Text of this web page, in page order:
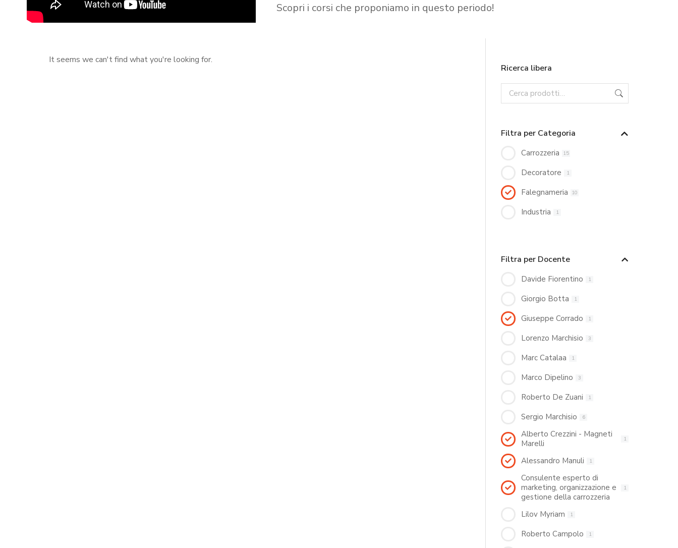
Scopri i corsi che proponiamo in questo periodo!
It seems we can't find what you're looking for.
Ricerca libera
Filtra per Categoria
Carrozzeria 15
Decoratore 1
Falegnameria 10
Industria 1
Filtra per Docente
Davide Fiorentino 1
Giorgio Botta 1
Giuseppe Corrado 1
Lorenzo Marchisio 3
Marc Catalaa 1
Marco Dipelino 3
Roberto De Zuani 1
Sergio Marchisio 6
Alberto Crezzini - Magneti
Marelli
1
Alessandro Manuli 1
Consulente esperto di
marketing, organizzazione e
gestione della carrozzeria
1
Lilov Myriam 1
Roberto Campolo 1